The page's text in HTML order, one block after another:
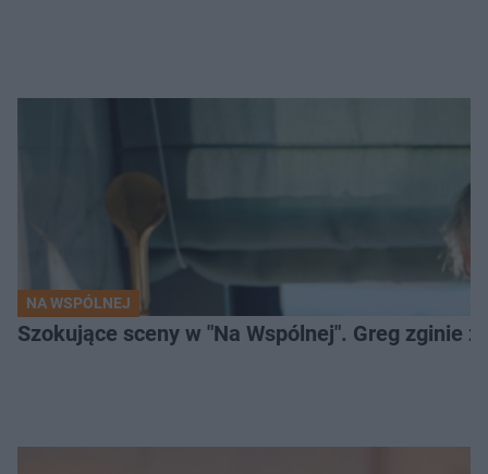
NA WSPÓLNEJ
Szokujące sceny w "Na Wspólnej". Greg zginie z